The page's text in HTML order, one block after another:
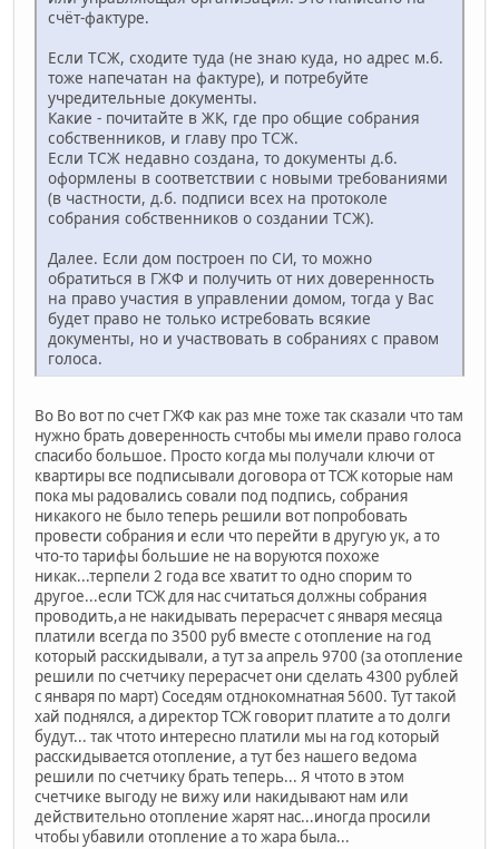
счёт-фактуре.
Если ТСЖ, сходите туда (не знаю куда, но адрес м.б.
тоже напечатан на фактуре), и потребуйте
учредительные документы.
Какие - почитайте в ЖК, где про общие собрания
собственников, и главу про ТСЖ.
Если ТСЖ недавно создана, то документы д.б.
оформлены в соответствии с новыми требованиями
(в частности, д.б. подписи всех на протоколе
собрания собственников о создании ТСЖ).
Далее. Если дом построен по СИ, то можно
обратиться в ГЖФ и получить от них доверенность
на право участия в управлении домом, тогда у Вас
будет право не только истребовать всякие
документы, но и участвовать в собраниях с правом
голоса.
Во Во вот по счет ГЖФ как раз мне тоже так сказали что там
нужно брать доверенность счтобы мы имели право голоса
спасибо большое. Просто когда мы получали ключи от
квартиры все подписывали договора от ТСЖ которые нам
пока мы радовались совали под подпись, собрания
никакого не было теперь решили вот попробовать
провести собрания и если что перейти в другую ук, а то
что-то тарифы большие не на воруются похоже
никак...терпели 2 года все хватит то одно спорим то
другое...если ТСЖ для нас считаться должны собрания
проводить,а не накидывать перерасчет с января месяца
платили всегда по 3500 руб вместе с отопление на год
который расскидывали, а тут за апрель 9700 (за отопление
решили по счетчику перерасчет они сделать 4300 рублей
с января по март) Соседям отднокомнатная 5600. Тут такой
хай поднялся, а директор ТСЖ говорит платите а то долги
будут... так чтото интересно платили мы на год который
расскидывается отопление, а тут без нашего ведома
решили по счетчику брать теперь... Я чтото в этом
счетчике выгоду не вижу или накидывают нам или
действительно отопление жарят нас...иногда просили
чтобы убавили отопление а то жара была...